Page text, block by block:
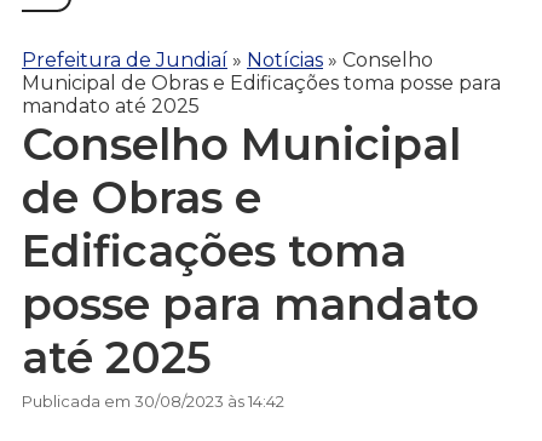
Prefeitura de Jundiaí » Notícias » Conselho
Municipal de Obras e Edificações toma posse para
mandato até 2025
Conselho Municipal
de Obras e
Edificações toma
posse para mandato
até 2025
Publicada em 30/08/2023 às 14:42